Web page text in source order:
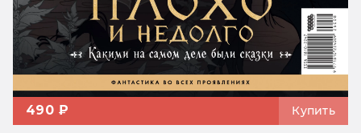
490 ₽ Купить